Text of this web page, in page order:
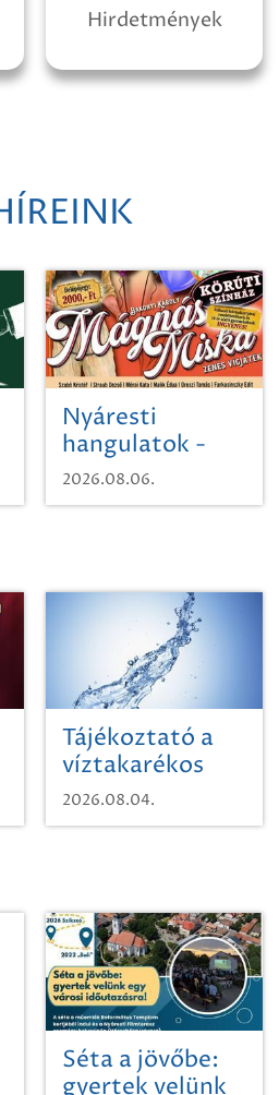
Hirdetmények
Nyáresti
hangulatok -
Mágnás Miska
2026.08.06.
Tájékoztató a
víztakarékos
vízhasználatról
2026.08.04.
Séta a jövőbe:
gyertek velünk